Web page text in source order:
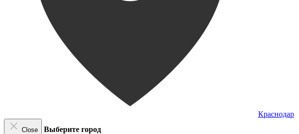
Краснодар
Close Выберите город